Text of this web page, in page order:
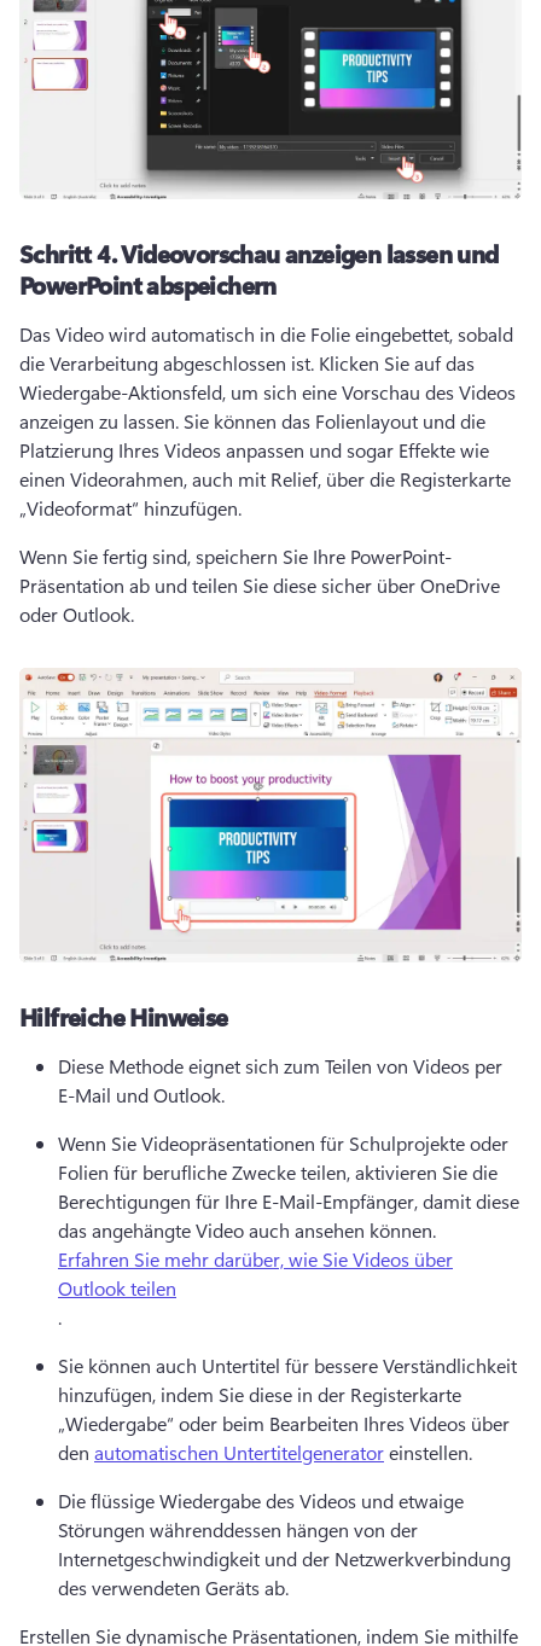
Schritt 4.Videovorschau anzeigen lassen und
PowerPoint abspeichern
Das Video wird automatisch in die Folie eingebettet, sobald
die Verarbeitung abgeschlossen ist. Klicken Sie auf das
Wiedergabe-Aktionsfeld, um sich eine Vorschau des Videos
anzeigen zu lassen. Sie können das Folienlayout und die
Platzierung Ihres Videos anpassen und sogar Effekte wie
einen Videorahmen, auch mit Relief, über die Registerkarte
„Videoformat“ hinzufügen.
Wenn Sie fertig sind, speichern Sie Ihre PowerPoint-
Präsentation ab und teilen Sie diese sicher über OneDrive
oder Outlook.
Hilfreiche Hinweise
Diese Methode eignet sich zum Teilen von Videos per
E-Mail und Outlook.
Wenn Sie Videopräsentationen für Schulprojekte oder
Folien für berufliche Zwecke teilen, aktivieren Sie die
Berechtigungen für Ihre E-Mail-Empfänger, damit diese
das angehängte Video auch ansehen können.
Erfahren Sie mehr darüber, wie Sie Videos über
Outlook teilen
.
Sie können auch Untertitel für bessere Verständlichkeit
hinzufügen, indem Sie diese in der Registerkarte
„Wiedergabe“ oder beim Bearbeiten Ihres Videos über
den automatischen Untertitelgenerator einstellen.
Die flüssige Wiedergabe des Videos und etwaige
Störungen währenddessen hängen von der
Internetgeschwindigkeit und der Netzwerkverbindung
des verwendeten Geräts ab.
Erstellen Sie dynamische Präsentationen, indem Sie mithilfe